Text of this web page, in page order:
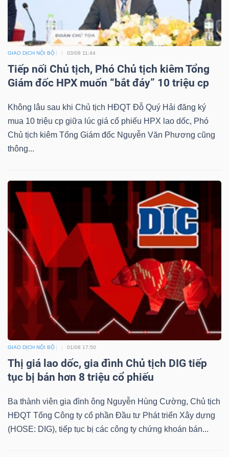
GIAO DỊCH NỘI BỘ 03/08 11:44
Tiếp nối Chủ tịch, Phó Chủ tịch kiêm Tổng
Giám đốc HPX muốn “bắt đáy” 10 triệu cp
Không lâu sau khi Chủ tịch HĐQT Đỗ Quý Hải đăng ký
mua 10 triệu cp giữa lúc giá cổ phiếu HPX lao dốc, Phó
Chủ tịch kiêm Tổng Giám đốc Nguyễn Văn Phương cũng
thông...
GIAO DỊCH NỘI BỘ 01/08 17:50
Thị giá lao dốc, gia đình Chủ tịch DIG tiếp
tục bị bán hơn 8 triệu cổ phiếu
Ba thành viên gia đình ông Nguyễn Hùng Cường, Chủ tịch
HĐQT Tổng Công ty cổ phần Đầu tư Phát triển Xây dựng
(HOSE: DIG), tiếp tục bị các công ty chứng khoán bán...